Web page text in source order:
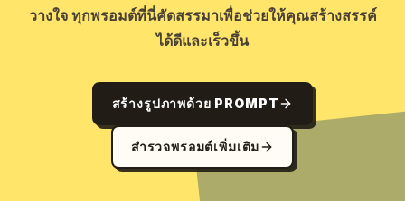
วางใจ ทุกพรอมต์ที่นี่คัดสรรมาเพื่อช่วยให้คุณสร้างสรรค์
ได้ดีและเร็วขึ้น
สร้างรูปภาพด้วย PROMPT
สำรวจพรอมต์เพิ่มเติม